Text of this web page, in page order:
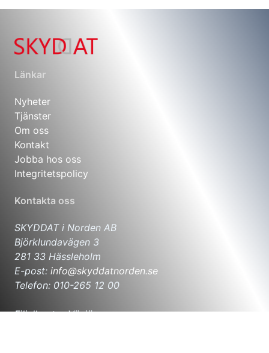
Länkar
Nyheter
Tjänster
Om oss
Kontakt
Jobba hos oss
Integritetspolicy
Kontakta oss
SKYDDAT i Norden AB
Björklundavägen 3
281 33 Hässleholm
E-post: info@skyddatnorden.se
Telefon: 010-265 12 00
Filialkontor Växjö